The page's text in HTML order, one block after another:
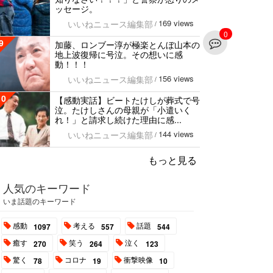
0
ッセージ。
いいねニュース編集部 / 169 views
加藤、ロンブー淳が極楽とんぼ山本の
地上波復帰に号泣。その想いに感
動！！！
いいねニュース編集部 / 156 views
【感動実話】ビートたけしが葬式で号
泣。たけしさんの母親が「小遣いく
れ！」と請求し続けた理由に感...
いいねニュース編集部 / 144 views
もっと見る
人気のキーワード
いま話題のキーワード
感動 1097 考える 557 話題 544
癒す 270 笑う 264 泣く 123
驚く 78 コロナ 19 衝撃映像 10